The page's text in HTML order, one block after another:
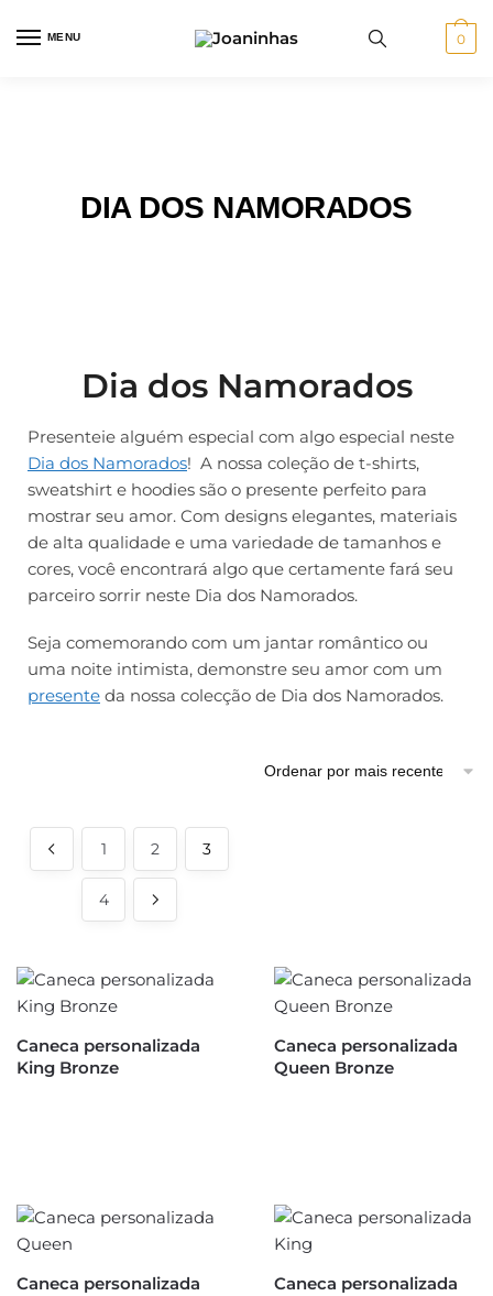
MENU 0
DIA DOS NAMORADOS
Dia dos Namorados
Presenteie alguém especial com algo especial neste
Dia dos Namorados! A nossa coleção de t-shirts,
sweatshirt e hoodies são o presente perfeito para
mostrar seu amor. Com designs elegantes, materiais
de alta qualidade e uma variedade de tamanhos e
cores, você encontrará algo que certamente fará seu
parceiro sorrir neste Dia dos Namorados.
Seja comemorando com um jantar romântico ou
uma noite intimista, demonstre seu amor com um
presente da nossa colecção de Dia dos Namorados.
1 2 3
4
Caneca personalizada
King Bronze
Caneca personalizada
Queen Bronze
Caneca personalizada
Caneca personalizada